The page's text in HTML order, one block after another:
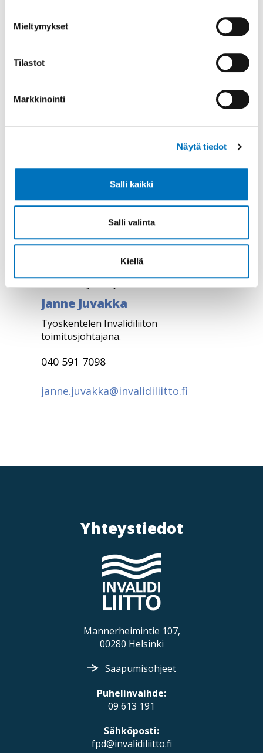
Mieltymykset
Tilastot
Markkinointi
Näytä tiedot
Salli kaikki
Salli valinta
Kiellä
Lisätietoa
Toimitusjohtaja
Janne Juvakka
Työskentelen Invalidiliiton
toimitusjohtajana.
040 591 7098
janne.juvakka@invalidiliitto.fi
Yhteystiedot
Mannerheimintie 107,
00280 Helsinki
Saapumisohjeet
Puhelinvaihde:
09 613 191
Sähköposti:
fpd@invalidiliitto.fi